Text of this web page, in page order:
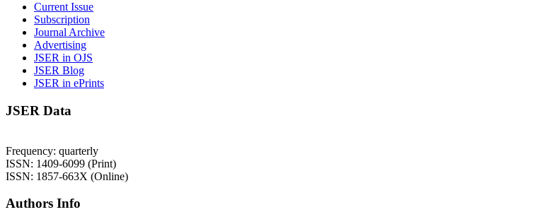
Current Issue
Subscription
Journal Archive
Advertising
JSER in OJS
JSER Blog
JSER in ePrints
JSER Data
Frequency: quarterly
ISSN: 1409-6099 (Print)
ISSN: 1857-663X (Online)
Authors Info